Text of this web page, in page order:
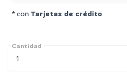
* con Tarjetas de crédito.
Cantidad